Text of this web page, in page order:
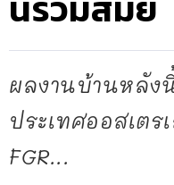
ผลงานบ้านหลัง
ประเทศออสเต
FGR...